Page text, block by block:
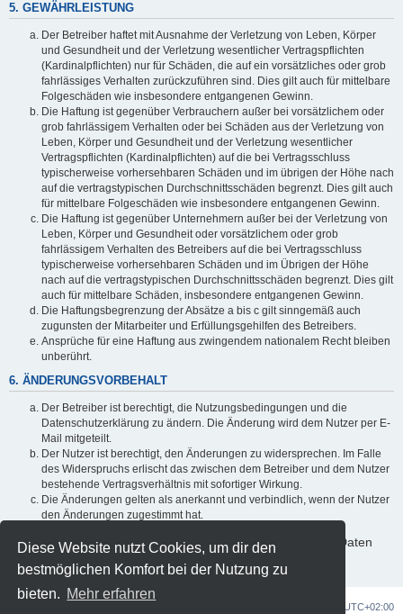
Diese Website nutzt Cookies, um dir den
bestmöglichen Komfort bei der Nutzung zu
bieten. Mehr erfahren
5. GEWÄHRLEISTUNG
Der Betreiber haftet mit Ausnahme der Verletzung von Leben, Körper
und Gesundheit und der Verletzung wesentlicher Vertragspflichten
(Kardinalpflichten) nur für Schäden, die auf ein vorsätzliches oder grob
fahrlässiges Verhalten zurückzuführen sind. Dies gilt auch für mittelbare
Folgeschäden wie insbesondere entgangenen Gewinn.
Die Haftung ist gegenüber Verbrauchern außer bei vorsätzlichem oder
grob fahrlässigem Verhalten oder bei Schäden aus der Verletzung von
Leben, Körper und Gesundheit und der Verletzung wesentlicher
Vertragspflichten (Kardinalpflichten) auf die bei Vertragsschluss
typischerweise vorhersehbaren Schäden und im übrigen der Höhe nach
auf die vertragstypischen Durchschnittsschäden begrenzt. Dies gilt auch
für mittelbare Folgeschäden wie insbesondere entgangenen Gewinn.
Die Haftung ist gegenüber Unternehmern außer bei der Verletzung von
Leben, Körper und Gesundheit oder vorsätzlichem oder grob
fahrlässigem Verhalten des Betreibers auf die bei Vertragsschluss
typischerweise vorhersehbaren Schäden und im Übrigen der Höhe
nach auf die vertragstypischen Durchschnittsschäden begrenzt. Dies gilt
auch für mittelbare Schäden, insbesondere entgangenen Gewinn.
Die Haftungsbegrenzung der Absätze a bis c gilt sinngemäß auch
zugunsten der Mitarbeiter und Erfüllungsgehilfen des Betreibers.
Ansprüche für eine Haftung aus zwingendem nationalem Recht bleiben
unberührt.
6. ÄNDERUNGSVORBEHALT
Der Betreiber ist berechtigt, die Nutzungsbedingungen und die
Datenschutzerklärung zu ändern. Die Änderung wird dem Nutzer per E-
Mail mitgeteilt.
Der Nutzer ist berechtigt, den Änderungen zu widersprechen. Im Falle
des Widerspruchs erlischt das zwischen dem Betreiber und dem Nutzer
bestehende Vertragsverhältnis mit sofortiger Wirkung.
Die Änderungen gelten als anerkannt und verbindlich, wenn der Nutzer
den Änderungen zugestimmt hat.
Informationen über den Umgang mit deinen persönlichen Daten
UTC+02:00